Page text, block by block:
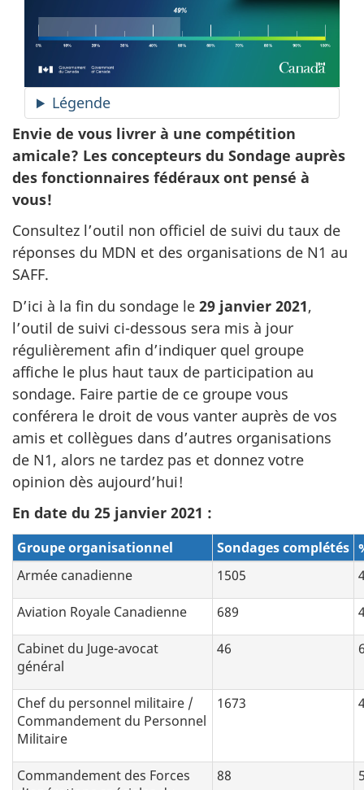
Légende
Envie de vous livrer à une compétition
amicale? Les concepteurs du Sondage auprès
des fonctionnaires fédéraux ont pensé à
vous!
Consultez l’outil non officiel de suivi du taux de
réponses du MDN et des organisations de N1 au
SAFF.
D’ici à la fin du sondage le 29 janvier 2021,
l’outil de suivi ci-dessous sera mis à jour
régulièrement afin d’indiquer quel groupe
affiche le plus haut taux de participation au
sondage. Faire partie de ce groupe vous
conférera le droit de vous vanter auprès de vos
amis et collègues dans d’autres organisations
de N1, alors ne tardez pas et donnez votre
opinion dès aujourd’hui!
En date du 25 janvier 2021 :
Groupe organisationnel Sondages complétés
Armée canadienne
1505
Aviation Royale Canadienne 689
Cabinet du Juge-avocat
général
46
Chef du personnel militaire /
Commandement du Personnel
Militaire
1673
Commandement des Forces
88